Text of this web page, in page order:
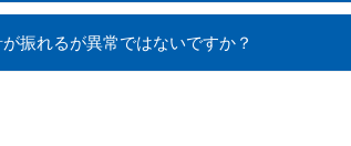
振れるが異常ではないですか？